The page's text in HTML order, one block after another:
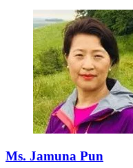
Ms. Jamuna Pun